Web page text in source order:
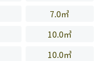
7.0㎥
10.0㎥
10.0㎥